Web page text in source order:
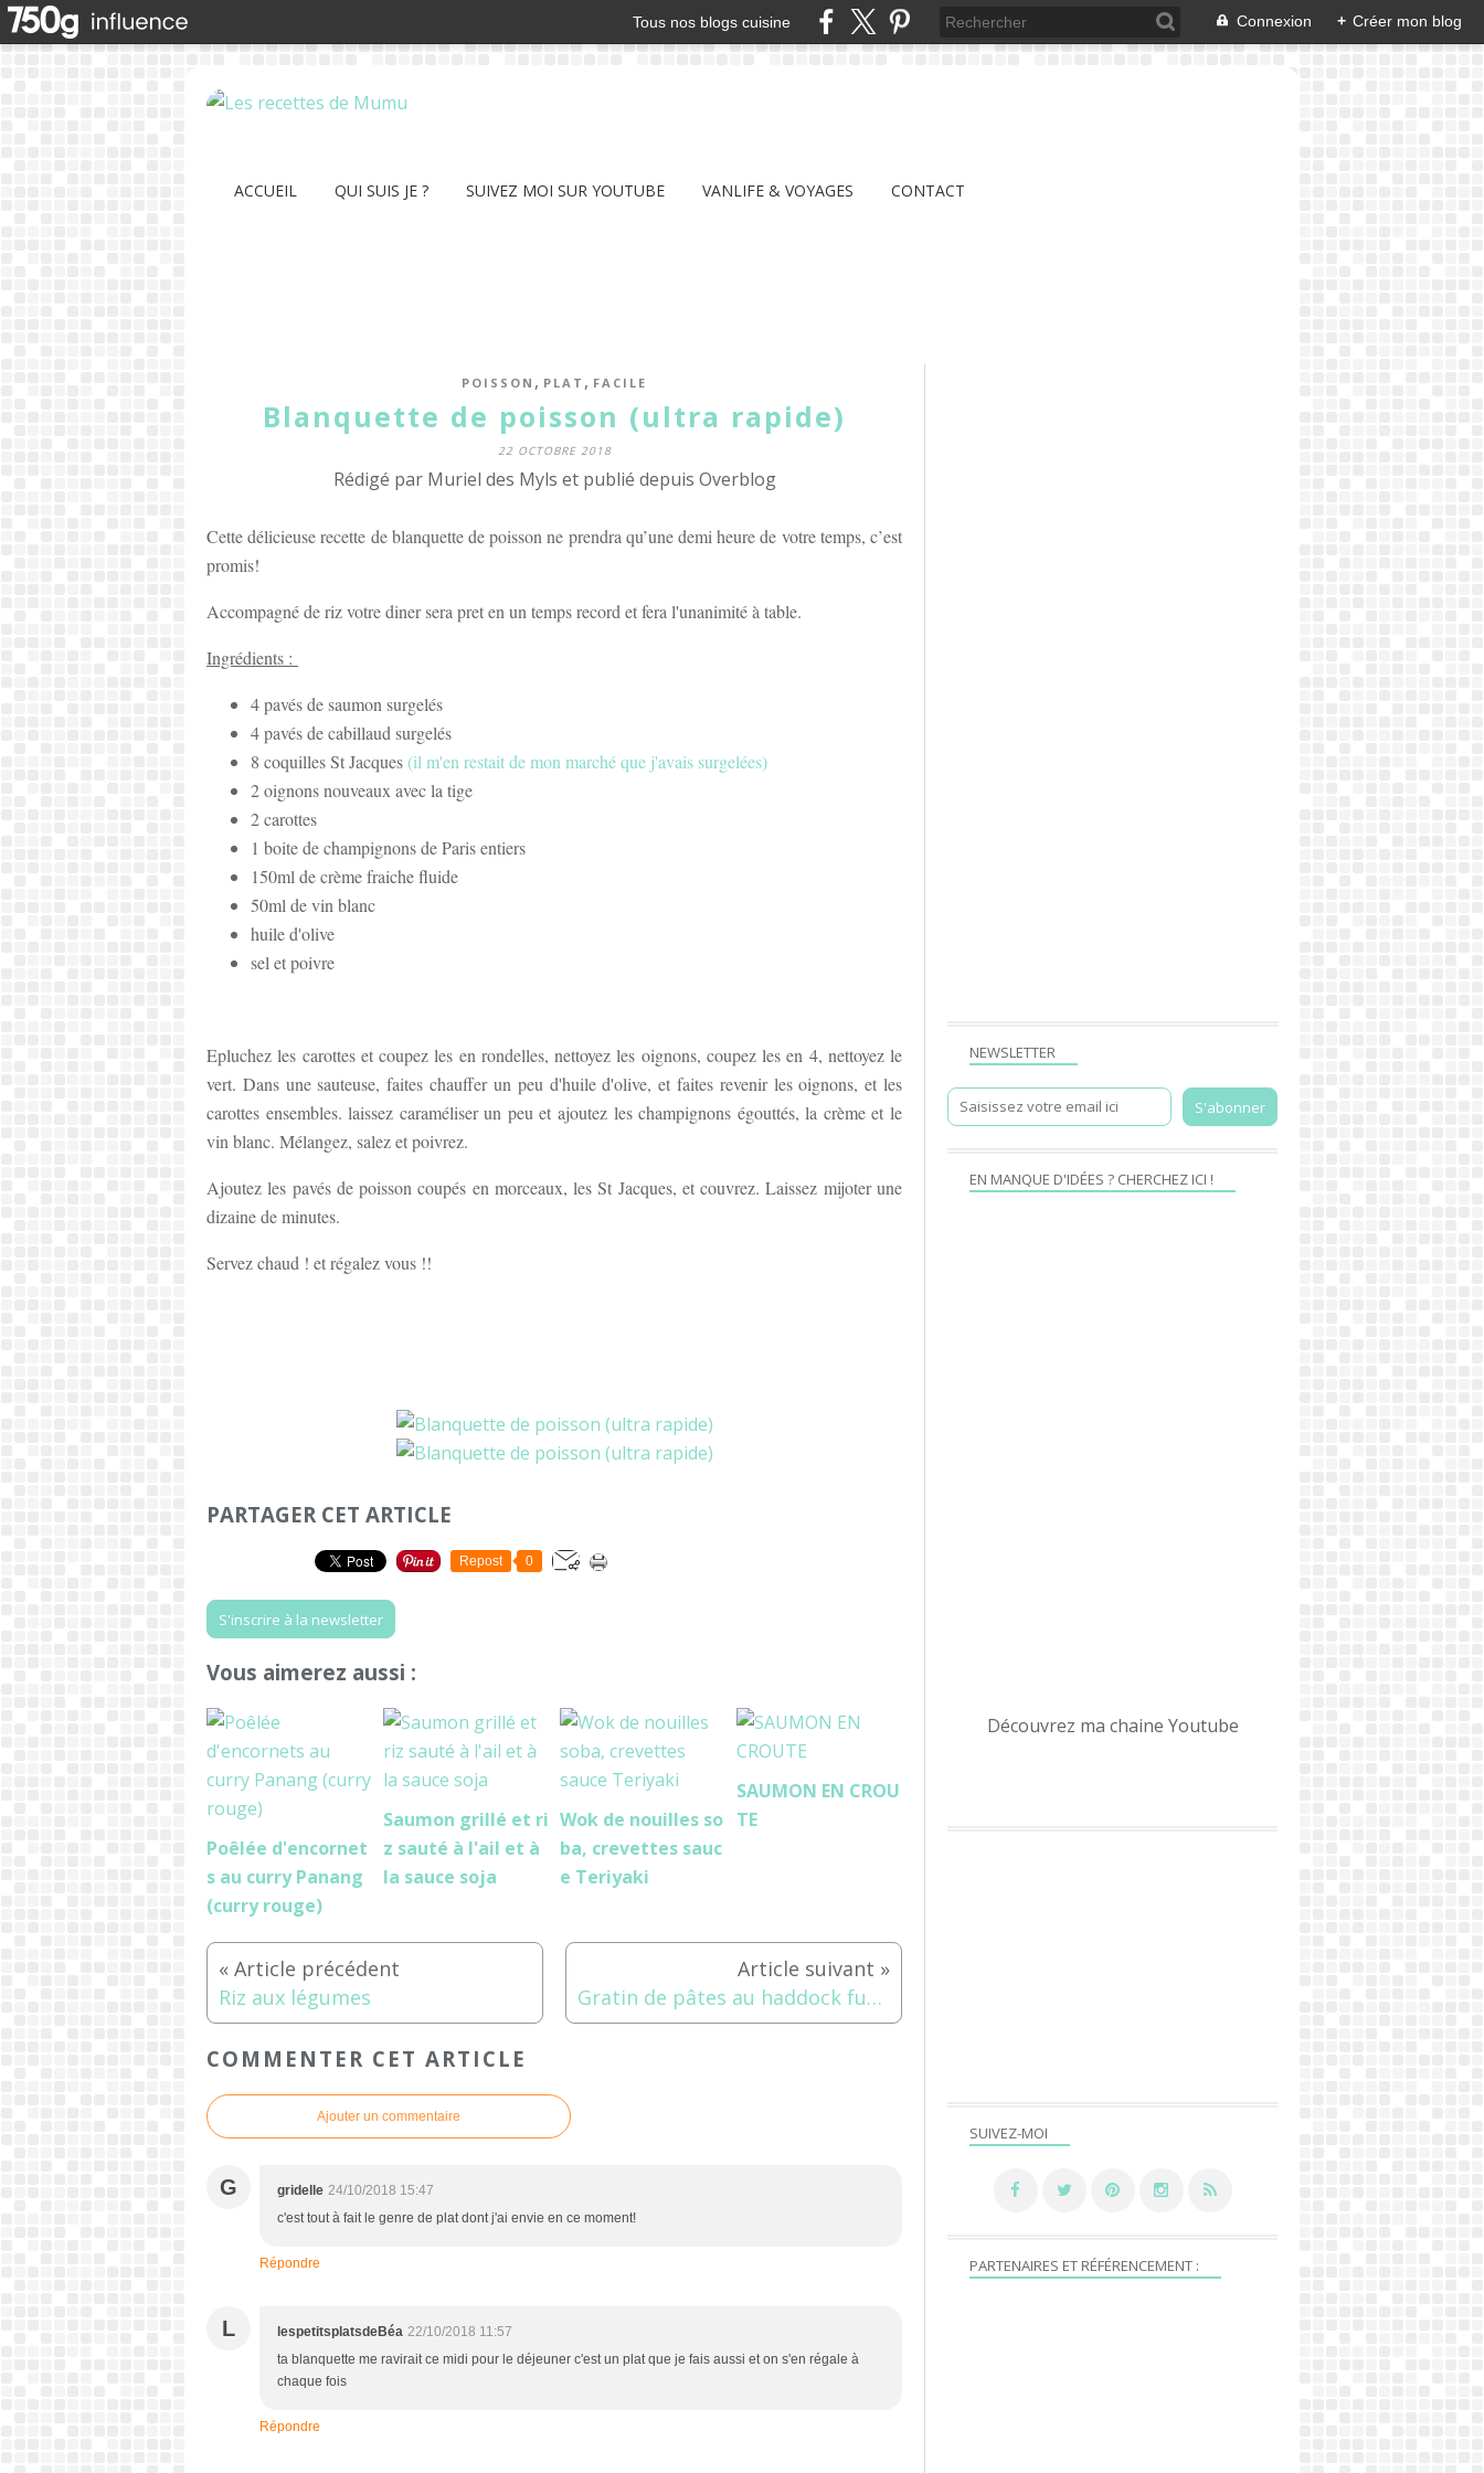
Tous nos blogs cuisine Connexion + Créer mon blog
ACCUEIL QUI SUIS JE ? SUIVEZ MOI SUR YOUTUBE VANLIFE & VOYAGES CONTACT
POISSON , PLAT , FACILE
Blanquette de poisson (ultra rapide)
22 OCTOBRE 2018
Rédigé par Muriel des Myls et publié depuis Overblog
Cette délicieuse recette de blanquette de poisson ne prendra qu’une demi heure de votre temps, c’est
promis!
Accompagné de riz votre diner sera pret en un temps record et fera l'unanimité à table.
Ingrédients :
4 pavés de saumon surgelés
4 pavés de cabillaud surgelés
8 coquilles St Jacques (il m'en restait de mon marché que j'avais surgelées)
2 oignons nouveaux avec la tige
2 carottes
1 boite de champignons de Paris entiers
150ml de crème fraiche fluide
50ml de vin blanc
huile d'olive
sel et poivre
Epluchez les carottes et coupez les en rondelles, nettoyez les oignons, coupez les en 4, nettoyez le
vert. Dans une sauteuse, faites chauffer un peu d'huile d'olive, et faites revenir les oignons, et les
carottes ensembles. laissez caraméliser un peu et ajoutez les champignons égouttés, la crème et le
vin blanc. Mélangez, salez et poivrez.
Ajoutez les pavés de poisson coupés en morceaux, les St Jacques, et couvrez. Laissez mijoter une
dizaine de minutes.
Servez chaud ! et régalez vous !!
PARTAGER CET ARTICLE
Repost 0
S'inscrire à la newsletter
Vous aimerez aussi :
Poêlée d'encornet
s au curry Panang
(curry rouge)
Saumon grillé et ri
z sauté à l'ail et à
la sauce soja
Wok de nouilles so
ba, crevettes sauc
e Teriyaki
SAUMON EN CROU
TE
Riz aux légumes Gratin de pâtes au haddock fumé
COMMENTER CET ARTICLE
Ajouter un commentaire
G gridelle 24/10/2018 15:47
c'est tout à fait le genre de plat dont j'ai envie en ce moment!
Répondre
L lespetitsplatsdeBéa 22/10/2018 11:57
ta blanquette me ravirait ce midi pour le déjeuner c'est un plat que je fais aussi et on s'en régale à
chaque fois
Répondre
NEWSLETTER
SUIVEZ-MOI
EN MANQUE D'IDÉES ? CHERCHEZ ICI !
Découvrez ma chaine Youtube
PARTENAIRES ET RÉFÉRENCEMENT :